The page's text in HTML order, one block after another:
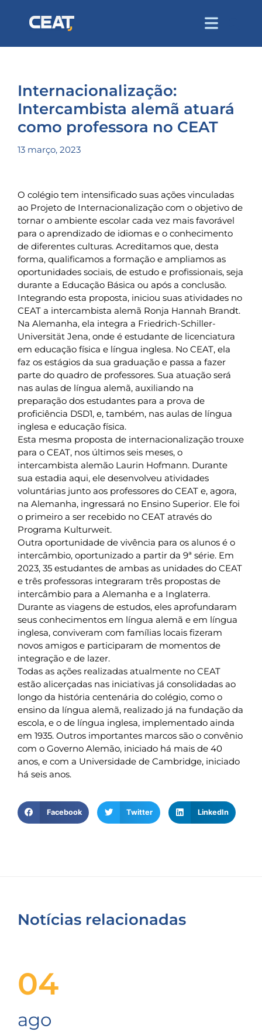
Internacionalização:
Intercambista alemã atuará
como professora no CEAT
13 março, 2023
O colégio tem intensificado suas ações vinculadas
ao Projeto de Internacionalização com o objetivo de
tornar o ambiente escolar cada vez mais favorável
para o aprendizado de idiomas e o conhecimento
de diferentes culturas. Acreditamos que, desta
forma, qualificamos a formação e ampliamos as
oportunidades sociais, de estudo e profissionais, seja
durante a Educação Básica ou após a conclusão.
Integrando esta proposta, iniciou suas atividades no
CEAT a intercambista alemã Ronja Hannah Brandt.
Na Alemanha, ela integra a Friedrich-Schiller-
Universität Jena, onde é estudante de licenciatura
em educação física e língua inglesa. No CEAT, ela
faz os estágios da sua graduação e passa a fazer
parte do quadro de professores. Sua atuação será
nas aulas de língua alemã, auxiliando na
preparação dos estudantes para a prova de
proficiência DSD1, e, também, nas aulas de língua
inglesa e educação física.
Esta mesma proposta de internacionalização trouxe
para o CEAT, nos últimos seis meses, o
intercambista alemão Laurin Hofmann. Durante
sua estadia aqui, ele desenvolveu atividades
voluntárias junto aos professores do CEAT e, agora,
na Alemanha, ingressará no Ensino Superior. Ele foi
o primeiro a ser recebido no CEAT através do
Programa Kulturweit.
Outra oportunidade de vivência para os alunos é o
intercâmbio, oportunizado a partir da 9ª série. Em
2023, 35 estudantes de ambas as unidades do CEAT
e três professoras integraram três propostas de
intercâmbio para a Alemanha e a Inglaterra.
Durante as viagens de estudos, eles aprofundaram
seus conhecimentos em língua alemã e em língua
inglesa, conviveram com famílias locais fizeram
novos amigos e participaram de momentos de
integração e de lazer.
Todas as ações realizadas atualmente no CEAT
estão alicerçadas nas iniciativas já consolidadas ao
longo da história centenária do colégio, como o
ensino da língua alemã, realizado já na fundação da
escola, e o de língua inglesa, implementado ainda
em 1935. Outros importantes marcos são o convênio
com o Governo Alemão, iniciado há mais de 40
anos, e com a Universidade de Cambridge, iniciado
há seis anos.
Facebook Twitter LinkedIn
Notícias relacionadas
04
ago